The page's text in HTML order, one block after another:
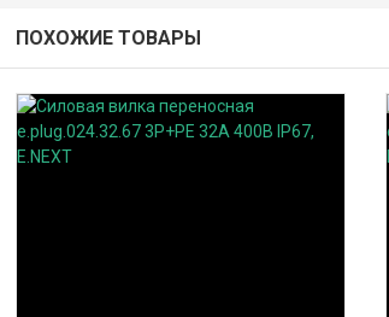
ПОХОЖИЕ ТОВАРЫ